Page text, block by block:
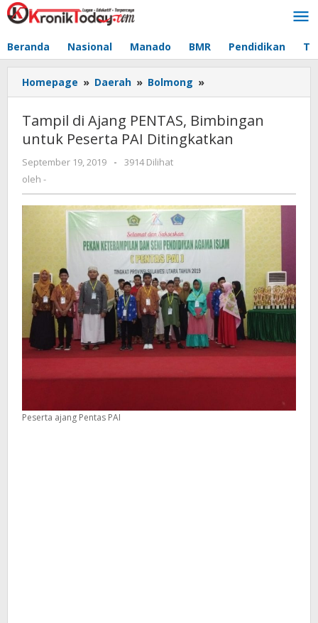
Lewati
ke
Beranda Nasional Manado BMR Pendidikan
Homepage » Daerah » Bolmong »
di
Ajang
PENTAS,
Bimbingan
Tampil di Ajang PENTAS, Bimbingan
untuk Peserta PAI Ditingkatkan
September 19, 2019
oleh
-
3914 Dilihat
oleh -
Peserta ajang Pentas PAI